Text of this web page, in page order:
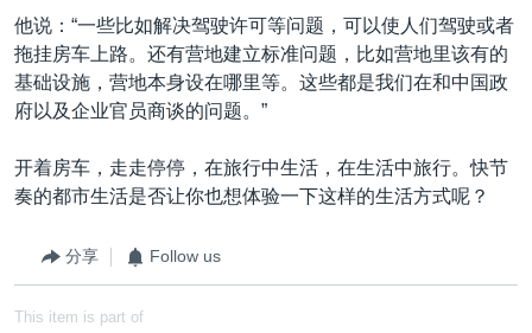
他说：“一些比如解决驾驶许可等问题，可以使人们驾驶或者
拖挂房车上路。还有营地建立标准问题，比如营地里该有的
基础设施，营地本身设在哪里等。这些都是我们在和中国政
府以及企业官员商谈的问题。”
开着房车，走走停停，在旅行中生活，在生活中旅行。快节
奏的都市生活是否让你也想体验一下这样的生活方式呢？
分享 Follow us
This item is part of